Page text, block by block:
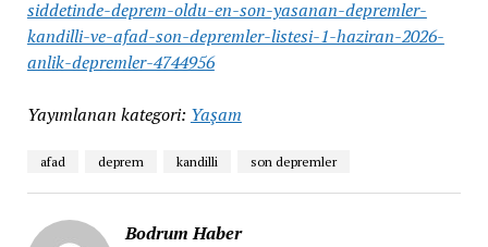
siddetinde-deprem-oldu-en-son-yasanan-depremler-
kandilli-ve-afad-son-depremler-listesi-1-haziran-2026-
anlik-depremler-4744956
Yayımlanan kategori: Yaşam
afad deprem kandilli son depremler
Bodrum Haber